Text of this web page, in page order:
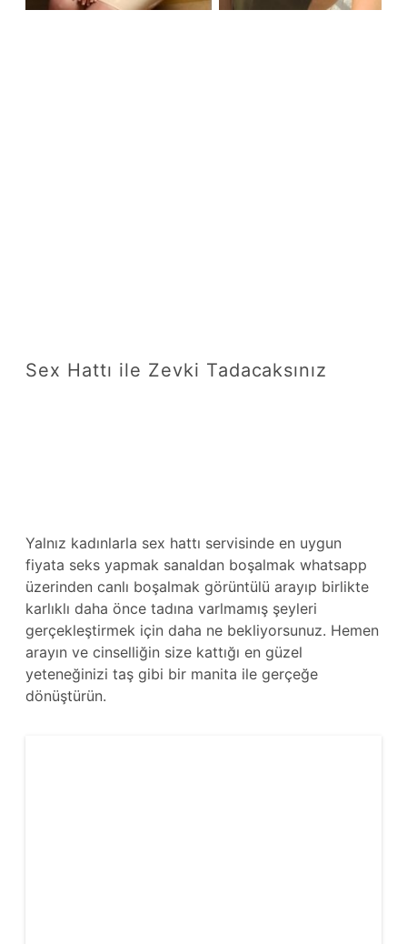
Sex Hattı ile Zevki Tadacaksınız
Yalnız kadınlarla sex hattı servisinde en uygun
fiyata seks yapmak sanaldan boşalmak whatsapp
üzerinden canlı boşalmak görüntülü arayıp birlikte
karlıklı daha önce tadına varlmamış şeyleri
gerçekleştirmek için daha ne bekliyorsunuz. Hemen
arayın ve cinselliğin size kattığı en güzel
yeteneğinizi taş gibi bir manita ile gerçeğe
dönüştürün.